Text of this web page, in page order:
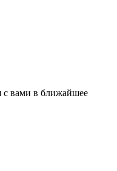
с вами в ближайшее